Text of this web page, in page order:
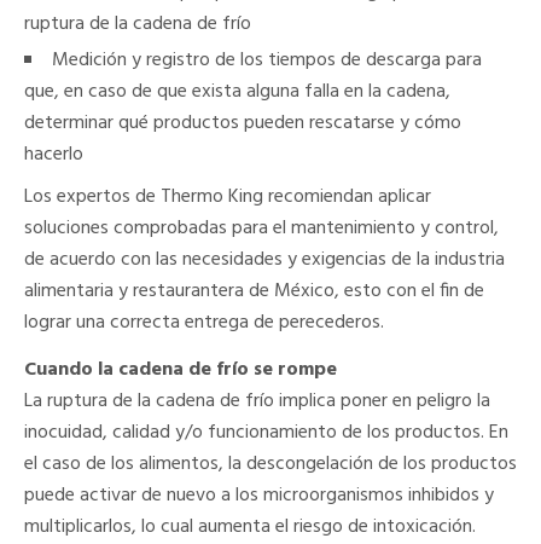
ruptura de la cadena de frío
Medición y registro de los tiempos de descarga para
que, en caso de que exista alguna falla en la cadena,
determinar qué productos pueden rescatarse y cómo
hacerlo
Los expertos de Thermo King recomiendan aplicar
soluciones comprobadas para el mantenimiento y control,
de acuerdo con las necesidades y exigencias de la industria
alimentaria y restaurantera de México, esto con el fin de
lograr una correcta entrega de perecederos.
Cuando la cadena de frío se rompe
La ruptura de la cadena de frío implica poner en peligro la
inocuidad, calidad y/o funcionamiento de los productos. En
el caso de los alimentos, la descongelación de los productos
puede activar de nuevo a los microorganismos inhibidos y
multiplicarlos, lo cual aumenta el riesgo de intoxicación.